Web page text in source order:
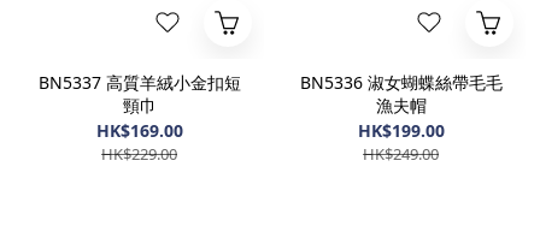
BN5337 高質羊絨小金扣短
頸巾
HK$169.00
HK$229.00
BN5336 淑女蝴蝶絲帶毛毛
漁夫帽
HK$199.00
HK$249.00